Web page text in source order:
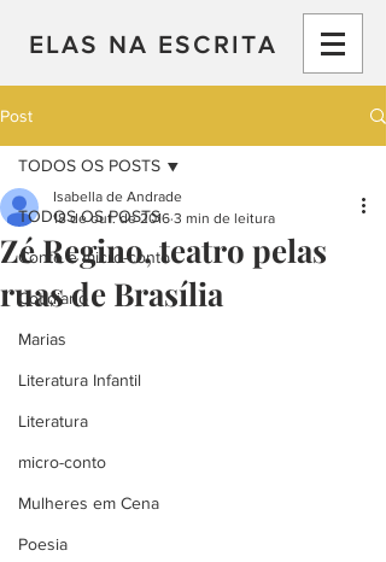
ELAS NA ESCRITA
Post
TODOS OS POSTS
Conto e micro-conto
Cotidiano
Marias
Literatura Infantil
Literatura
micro-conto
Mulheres em Cena
Poesia
TODOS OS POSTS
Zé Regino, teatro pelas
ruas de Brasília
Isabella de Andrade
18 de out. de 2016 3 min de leitura